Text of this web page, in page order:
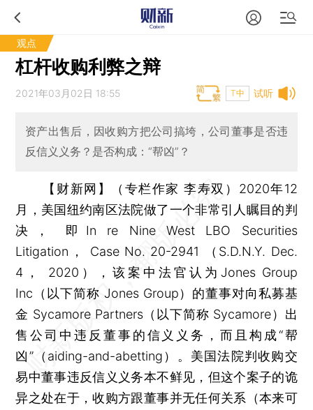
观点
杠杆收购利弊之辩
试听
2021年03月02日 18:55 T中
资产出售后，因收购方把公司搞垮，公司董事是否违
反信义义务？是否构成：“帮凶”？
【财新网】（专栏作家 李寿双） 2020年12
月，美国纽约南区法院做了一个非常引人瞩目的判
决， 即In re Nine West LBO Securities
Litigation， Case No. 20-2941 （S.D.N.Y. Dec.
4， 2020），该案中法官认为Jones Group
Inc（以下简称 Jones Group）的董事对向私募基
金 Sycamore Partners（以下简称 Sycamore）出
售公司中违反董事的信义义务，而且构成“帮
凶”（aiding-and-abetting）。美国法院判收购交
易中董事违反信义义务本不鲜见，但这个案子的诡
异之处在于，收购方跟董事并无任何关系（本来可